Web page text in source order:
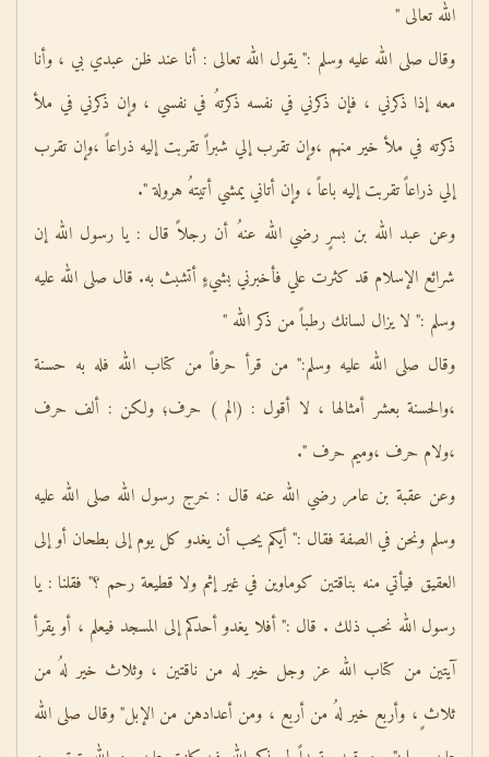
الله تعالى "
وقال صلى الله عليه وسلم :" يقول الله تعالى : أنا عند ظن عبدي بي ، وأنا
معه إذا ذكرني ، فإن ذكرني في نفسه ذكرتهُ في نفسي ، وإن ذكرني في ملأ
ذكرته في ملأ خير منهم ،وإن تقرب إلي شبراً تقربت إليه ذراعاً ،وإن تقرب
إلي ذراعاً تقربت إليه باعاً ، وإن أتاني يمشي أتيتهُ هرولة ".
وعن عبد الله بن بسرٍ رضي الله عنهُ أن رجلاً قال : يا رسول الله إن
شرائع الإسلام قد كثرت علي فأخبرني بشيءٍ أتشبث به. قال صلى الله عليه
وسلم :" لا يزال لسانك رطباً من ذكر الله "
وقال صلى الله عليه وسلم:" من قرأ حرفاً من كتاب الله فله به حسنة
،والحسنة بعشر أمثالها ، لا أقول : (الم ) حرف؛ ولكن : ألف حرف
،ولام حرف ،وميم حرف ".
وعن عقبة بن عامر رضي الله عنه قال : خرج رسول الله صلى الله عليه
وسلم ونحن في الصفة فقال :" أيكم يحب أن يغدو كل يوم إلى بطحان أو إلى
العقيق فيأتي منه بناقتين كوماوين في غير إثم ولا قطيعة رحم ؟" فقلنا : يا
رسول الله نحب ذلك . قال :" أفلا يغدو أحدكم إلى المسجد فيعلم ، أو يقرأ
آيتين من كتاب الله عز وجل خير له من ناقتين ، وثلاث خير لهُ من
ثلاث ٍ، وأربع خير لهُ من أربع ، ومن أعدادهن من الإبل" وقال صلى الله